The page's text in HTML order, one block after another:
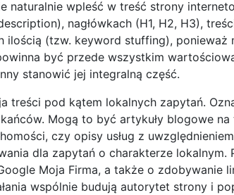
naturalnie wpleść w treść strony
nagłówkach (H1, H2, H3),
ilością (tzw. keyword stuffing), ponieważ
być przede wszystkim
stanowić jej integralną część.
treści pod kątem lokalnych zapytań.
Mogą to być artykuły blogowe
czy opisy usług z
dla zapytań o charakterze
Moja Firma, a także o zdobywanie
wspólnie budują autorytet strony i